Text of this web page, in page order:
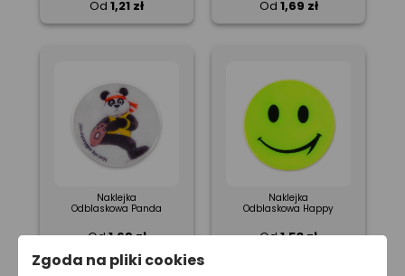
Od 1,21 zł Od 1,69 zł
Naklejka
Odblaskowa Panda
Od1,69 zł
Naklejka
Odblaskowa Happy
Od1,53 zł
Zgoda na pliki cookies